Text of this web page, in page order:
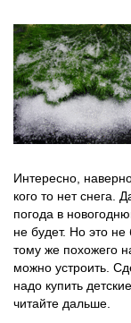
Интересно,
кого то нет снега.
погода в
не будет. Но это
тому же похожего
можно устроить.
надо купить
читайте дальше.